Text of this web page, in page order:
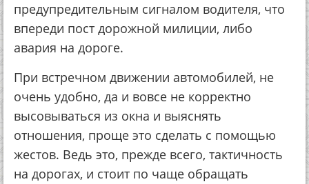
предупредительным сигналом водителя, что
впереди пост дорожной милиции, либо
авария на дороге.
При встречном движении автомобилей, не
очень удобно, да и вовсе не корректно
высовываться из окна и выяснять
отношения, проще это сделать с помощью
жестов. Ведь это, прежде всего, тактичность
на дорогах, и стоит по чаще обращать